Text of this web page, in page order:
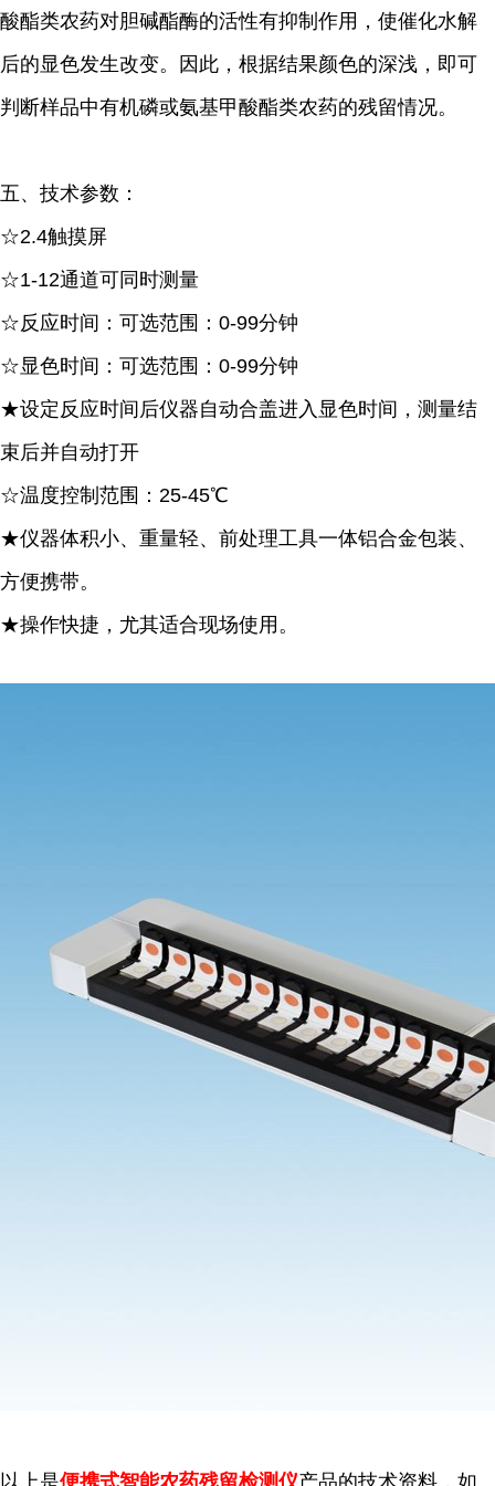
酸酯类农药对胆碱酯酶的活性有抑制作用，使催化水解
后的显色发生改变。因此，根据结果颜色的深浅，即可
判断样品中有机磷或氨基甲酸酯类农药的残留情况。
五、技术参数：
☆2.4触摸屏
☆1-12通道可同时测量
☆反应时间：可选范围：0-99分钟
☆显色时间：可选范围：0-99分钟
★设定反应时间后仪器自动合盖进入显色时间，测量结
束后并自动打开
☆温度控制范围：25-45℃
★仪器体积小、重量轻、前处理工具一体铝合金包装、
方便携带。
★操作快捷，尤其适合现场使用。
以上是便携式智能农药残留检测仪产品的技术资料，如